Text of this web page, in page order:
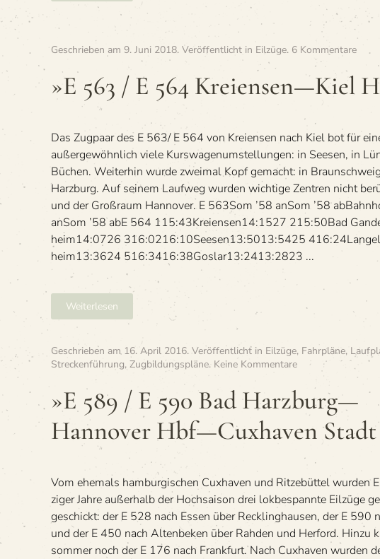
Geschrieben am 9. Juni 2018. Veröffentlicht in Eilzüge. 6 Kommentarezu
563
Kiel
Hbf
»E 563 / E 564 Kreiensen—Kiel
Das Zug­paar des E 563/ E 564 von Kre­i­en­sen nach Kiel bot für
außer­ge­wöhn­lich viele Kurs­wa­gen­um­stel­lun­gen: in See­sen, in
Büchen. Wei­ter­hin wurde zwei­mal Kopf gemacht: in
Harz­burg. Auf sei­nem Lauf­weg wur­den wich­tige Zen­tren nicht
und der Groß­raum Hannover. E 563Som ’58 anSom ’58
anSom ’58 abE 564 115:43Kre­i­en­sen14:1527 215:50Bad
heim14:0726 316:0216:10See­sen13:5013:5425
heim13:3624 516:3416:38Gos­lar13:2413:2823 ...
Weiterlesen
Geschrieben am 16. April 2016. Veröffentlicht in Eilzüge, Fahrpläne,
Streckenführung, Zugbildungspläne. Keine Kommentarezu
/
E 590
Bad
Harzburg
—
Hbf
—
Cuxhaven
Stadt
»E 589 / E 590 Bad Harzburg—
Hannover Hbf—Cuxhaven Stadt
Vom ehe­mals ham­bur­gi­schen Cux­ha­ven und Rit­ze­büt­tel wur­den
zi­ger Jahre außer­halb der Hoch­sai­son drei lok­be­spannte Eil­züge
geschickt: der E 528 nach Essen über Reck­ling­hau­sen, der E 590
und der E 450 nach Alten­be­ken über Rah­den und Her­ford. Hinzu
som­mer noch der E 176 nach Frankfurt. Nach Cux­ha­ven wur­den